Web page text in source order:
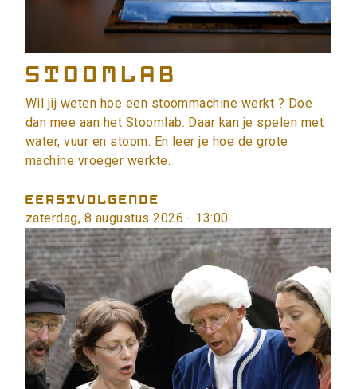
Stoomlab
Wil jij weten hoe een stoommachine werkt ? Doe
dan mee aan het Stoomlab. Daar kan je spelen met
water, vuur en stoom. En leer je hoe de grote
machine vroeger werkte.
EERSTVOLGENDE
zaterdag, 8 augustus 2026 - 13:00